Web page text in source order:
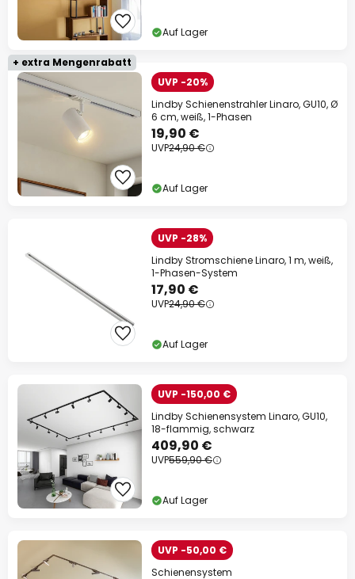
Auf Lager
+ extra Mengenrabatt
UVP -20%
Lindby Schienenstrahler Linaro, GU10, Ø
6 cm, weiß, 1-Phasen
19,90 €
UVP24,90 €
Auf Lager
UVP -28%
Lindby Stromschiene Linaro, 1 m, weiß,
1-Phasen-System
17,90 €
UVP24,90 €
Auf Lager
UVP -150,00 €
Lindby Schienensystem Linaro, GU10,
18-flammig, schwarz
409,90 €
UVP559,90 €
Auf Lager
UVP -50,00 €
Schienensystem